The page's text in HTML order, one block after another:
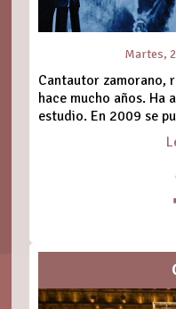
Martes,
Cantautor zamorano,
hace mucho años.
estudio. En 2009 se